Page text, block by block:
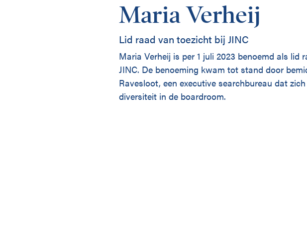
Maria Verheij
Lid raad van toezicht bij JINC
Maria Verheij is per 1 juli 2023 benoemd als lid
JINC. De benoeming kwam tot stand door
Ravesloot, een executive searchbureau dat
diversiteit in de boardroom.